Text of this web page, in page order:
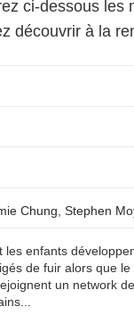
ci-dessous les
découvrir à la
Chung Stephen
les enfants
de fuir alors que
un network